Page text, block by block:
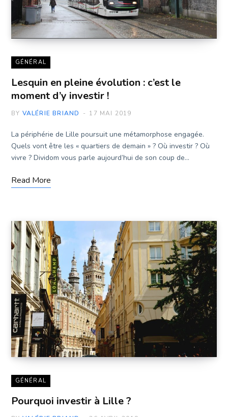
GÉNÉRAL
Lesquin en pleine évolution : c’est le
moment d’y investir !
BY VALÉRIE BRIAND 17 MAI 2019
La périphérie de Lille poursuit une métamorphose engagée.
Quels vont être les « quartiers de demain » ? Où investir ? Où
vivre ? Dividom vous parle aujourd’hui de son coup de…
Read More
GÉNÉRAL
Pourquoi investir à Lille ?